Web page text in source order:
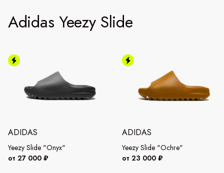
Adidas Yeezy Slide
ADIDAS
Yeezy Slide "Onyx"
от 27 000 ₽
ADIDAS
Yeezy Slide "Ochre"
от 23 000 ₽